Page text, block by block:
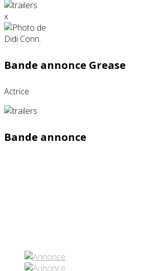
x
Bande annonce Grease
Actrice
Bande annonce